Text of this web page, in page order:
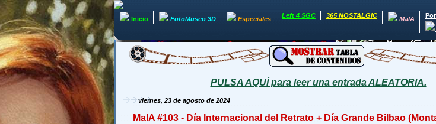
Inicio FotoMuseo 3D Especiales Left 4 SGC 365 NOSTALGIC MaIA
PULSA AQUÍ para leer una entrada ALEATORIA.
viernes, 23 de agosto de 2024
MaIA #103 - Día Internacional del Retrato + Día Grande Bilbao